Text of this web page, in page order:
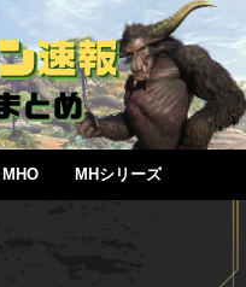
MHO MHシリーズ